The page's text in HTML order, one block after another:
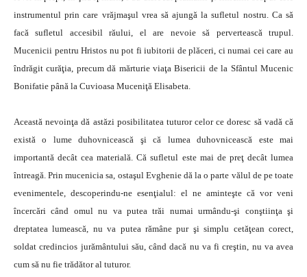
instrumentul prin care vrăjmaşul vrea să ajungă la sufletul nostru. Ca să
facă sufletul accesibil răului, el are nevoie să pervertească trupul.
Mucenicii pentru Hristos nu pot fi iubitorii de plăceri, ci numai cei care au
îndrăgit curăţia, precum dă mărturie viaţa Bisericii de la Sfântul Mucenic
Bonifatie până la Cuvioasa Muceniţă Elisabeta.
Această nevoinţa dă astăzi posibilitatea tuturor celor ce doresc să vadă că
există o lume duhovnicească şi că lumea duhovnicească este mai
importantă decât cea materială. Că sufletul este mai de preţ decât lumea
întreagă. Prin mucenicia sa, ostaşul Evghenie dă la o parte vălul de pe toate
evenimentele, descoperindu-ne esenţialul: el ne aminteşte că vor veni
încercări când omul nu va putea trăi numai urmându-şi conştiinţa şi
dreptatea lumească, nu va putea rămâne pur şi simplu cetăţean corect,
soldat credincios jurământului său, când dacă nu va fi creştin, nu va avea
cum să nu fie trădător al tuturor.